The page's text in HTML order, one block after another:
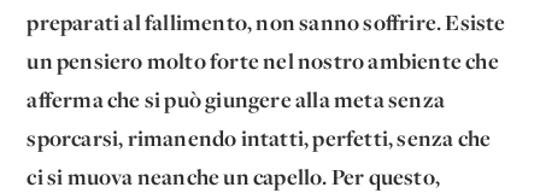
preparati al fallimento, non sanno soffrire. Esiste
un pensiero molto forte nel nostro ambiente che
afferma che si può giungere alla meta senza
sporcarsi, rimanendo intatti, perfetti, senza che
ci si muova neanche un capello. Per questo,